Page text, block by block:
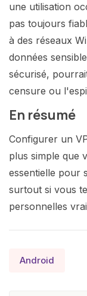
une utilisation
pas toujours
à des réseaux
données
sécurisé,
censure ou
En résumé
Configurer un
plus simple que
essentielle pour
surtout si vous
personnelles
Android